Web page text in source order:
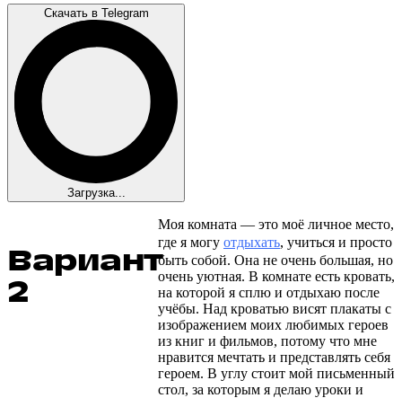
Скачать в Telegram
Загрузка...
Вариант
2
Моя комната — это моё личное место,
где я могу отдыхать, учиться и просто
быть собой. Она не очень большая, но
очень уютная. В комнате есть кровать,
на которой я сплю и отдыхаю после
учёбы. Над кроватью висят плакаты с
изображением моих любимых героев
из книг и фильмов, потому что мне
нравится мечтать и представлять себя
героем. В углу стоит мой письменный
стол, за которым я делаю уроки и